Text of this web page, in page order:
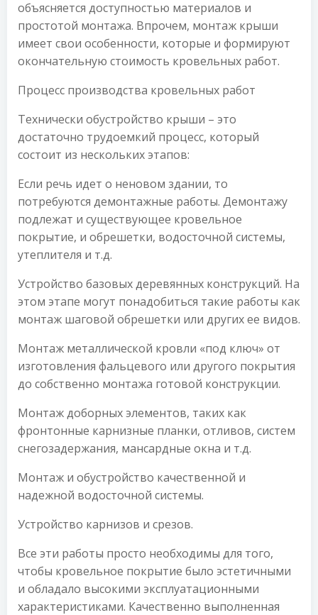
объясняется доступностью материалов и
простотой монтажа. Впрочем, монтаж крыши
имеет свои особенности, которые и формируют
окончательную стоимость кровельных работ.
Процесс производства кровельных работ
Технически обустройство крыши – это
достаточно трудоемкий процесс, который
состоит из нескольких этапов:
Если речь идет о неновом здании, то
потребуются демонтажные работы. Демонтажу
подлежат и существующее кровельное
покрытие, и обрешетки, водосточной системы,
утеплителя и т.д.
Устройство базовых деревянных конструкций. На
этом этапе могут понадобиться такие работы как
монтаж шаговой обрешетки или других ее видов.
Монтаж металлической кровли «под ключ» от
изготовления фальцевого или другого покрытия
до собственно монтажа готовой конструкции.
Монтаж доборных элементов, таких как
фронтонные карнизные планки, отливов, систем
снегозадержания, мансардные окна и т.д.
Монтаж и обустройство качественной и
надежной водосточной системы.
Устройство карнизов и срезов.
Все эти работы просто необходимы для того,
чтобы кровельное покрытие было эстетичными
и обладало высокими эксплуатационными
характеристиками. Качественно выполненная